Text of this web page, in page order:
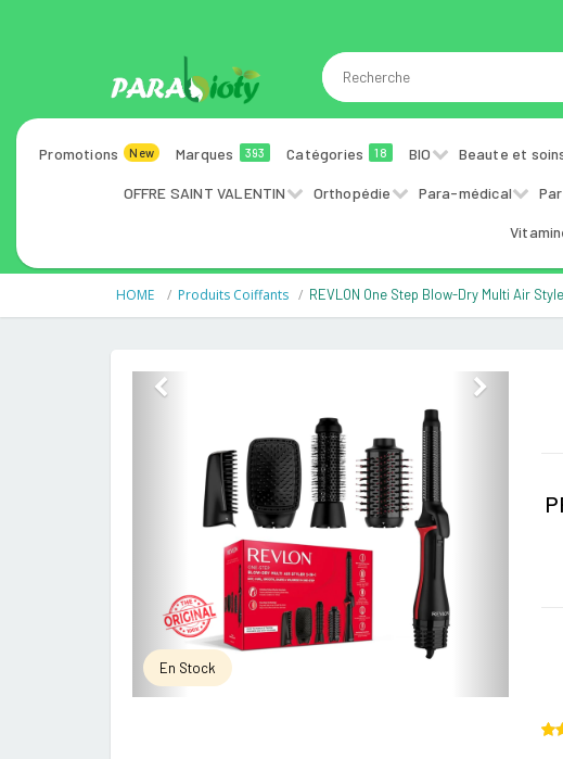
Promotions New Marques 393 Catégories 18 BIO Beaute et
OFFRE SAINT VALENTIN Orthopédie Para-médical
HOME Produits Coiffants REVLON One Step Blow-Dry Multi Air
Previous
En Stock